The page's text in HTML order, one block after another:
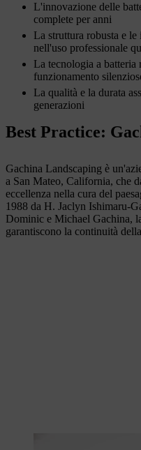
L'innovazione delle
complete per anni
La struttura robusta e
nell'uso professionale
La tecnologia a batteria
funzionamento
La qualità e la durata
generazioni
Best Practice:
Gachina Landscaping è
a San Mateo, California, che
eccellenza nella cura del
1988 da H. Jaclyn Ishimaru-
Dominic e Michael Gachina,
garantiscono la continuità